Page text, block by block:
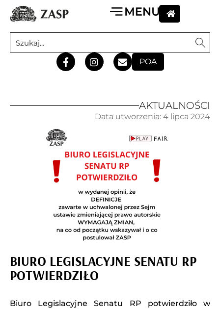
POA
AKTUALNOŚCI
BIURO LEGISLACYJNE SENATU RP
POTWIERDZIŁO
Biuro Legislacyjne Senatu RP potwierdziło w
Data utworzenia: 4 lipca 2024